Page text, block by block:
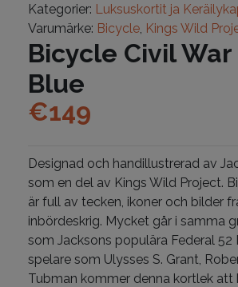
Kategorier: Luksuskortit ja
Varumärke: Bicycle, Kings Wild
Bicycle Civil War
Blue
€149
Designad och handillustrerad av
som en del av Kings Wild Project.
är full av tecken, ikoner och bilder
inbördeskrig. Mycket går i samma
som Jacksons populära Federal 52
spelare som Ulysses S. Grant,
Tubman kommer denna kortlek att